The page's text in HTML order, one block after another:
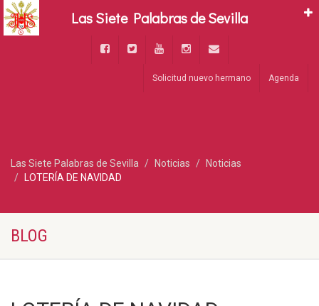
Solicitud nuevo hermano Agenda
Las Siete Palabras de Sevilla Noticias
Noticias
LOTERÍA DE NAVIDAD
BLOG
Las Siete Palabras de Sevilla